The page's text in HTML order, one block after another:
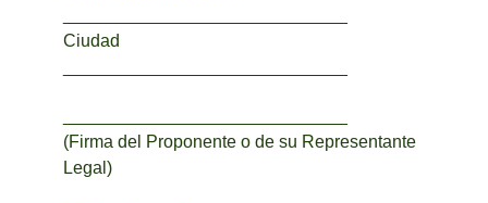
Ciudad
(Firma del Proponente o de su Representante
Legal)